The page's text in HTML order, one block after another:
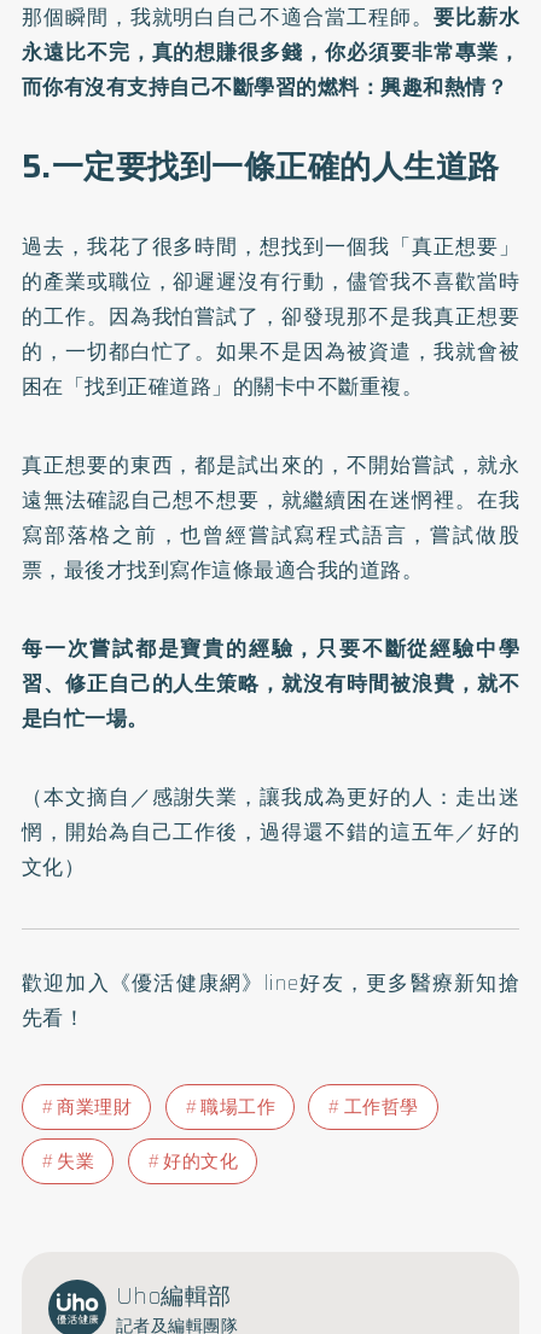
那個瞬間，我就明白自己不適合當工程師。 要比薪水
永遠比不完，真的想賺很多錢，你必須要非常專業，
而你有沒有支持自己不斷學習的燃料：興趣和熱情？
5.一定要找到一條正確的人生道路
過去，我花了很多時間，想找到一個我「真正想要」
的產業或職位，卻遲遲沒有行動，儘管我不喜歡當時
的工作。因為我怕嘗試了，卻發現那不是我真正想要
的，一切都白忙了。如果不是因為被資遣，我就會被
困在「找到正確道路」的關卡中不斷重複。
真正想要的東西，都是試出來的，不開始嘗試，就永
遠無法確認自己想不想要，就繼續困在迷惘裡。在我
寫部落格之前，也曾經嘗試寫程式語言，嘗試做股
票，最後才找到寫作這條最適合我的道路。
每一次嘗試都是寶貴的經驗，只要不斷從經驗中學
習、修正自己的人生策略，就沒有時間被浪費，就不
是白忙一場。
（本文摘自／感謝失業，讓我成為更好的人：走出迷
惘，開始為自己工作後，過得還不錯的這五年／好的
文化）
歡迎加入 《優活健康網》line好友 ，更多醫療新知搶
先看！
商業理財 職場工作
工作哲學
失業
好的文化
Uho編輯部
記者及編輯團隊